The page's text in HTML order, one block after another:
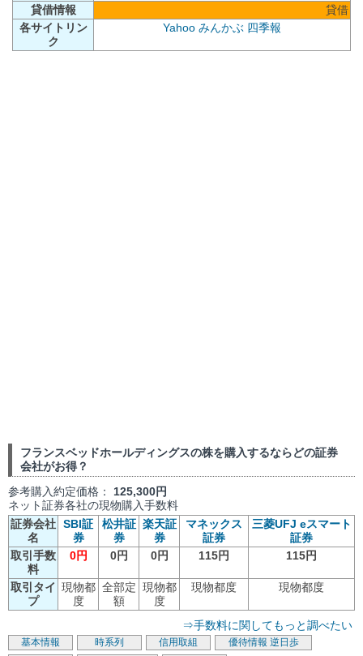
貸借情報
貸借
各サイトリン
ク
Yahoo みんかぶ 四季報
フランスベッドホールディングスの株を購入するならどの証券
会社がお得？
参考購入約定価格： 125,300円
ネット証券各社の現物購入手数料
証券会社
名
SBI証
券
松井証
券
楽天証
券
マネックス
証券
三菱UFJ eスマート
証券
取引手数
料
0円 0円 0円 115円 115円
取引タイ
プ
現物都
度
全部定
額
現物都
度
現物都度 現物都度
⇒手数料に関してもっと調べたい
基本情報 時系列 信用取組 優待情報 逆日歩